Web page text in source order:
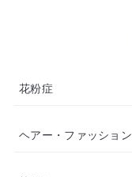
花粉症
ヘアー・ファッション